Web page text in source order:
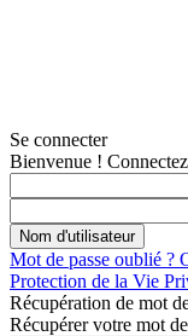
Se connecter
Bienvenue !
Mot de passe oublié ?
Protection de la Vie
Récupération de mot
Récupérer votre mot